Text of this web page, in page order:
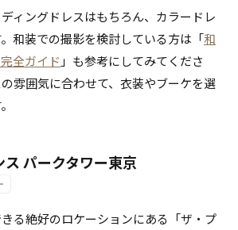
ィングドレスはもちろん、カラードレ
和装での撮影を検討している方は「和
全ガイド 」も参考にしてみてくださ
雰囲気に合わせて、衣装やブーケを選
パークタワー東京
る絶好のロケーションにある「ザ・プ